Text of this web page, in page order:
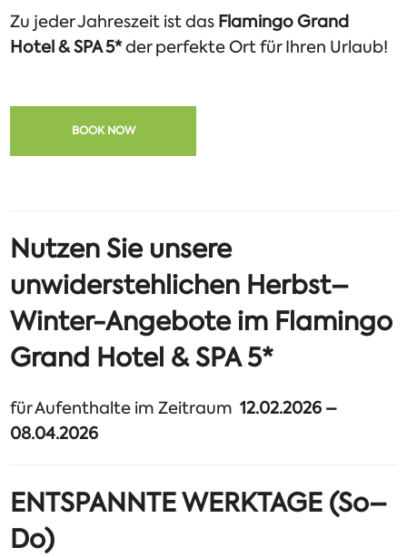
Zu jeder Jahreszeit ist das Flamingo Grand
Hotel & SPA 5*der perfekte Ort für Ihren Urlaub!
BOOK NOW
Nutzen Sie unsere
unwiderstehlichen Herbst–
Winter-Angebote im Flamingo
Grand Hotel & SPA 5*
für Aufenthalte im Zeitraum 12.02.2026 –
08.04.2026
ENTSPANNTE WERKTAGE (So–
Do)